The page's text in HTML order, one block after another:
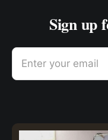
Sign up
Enter your email